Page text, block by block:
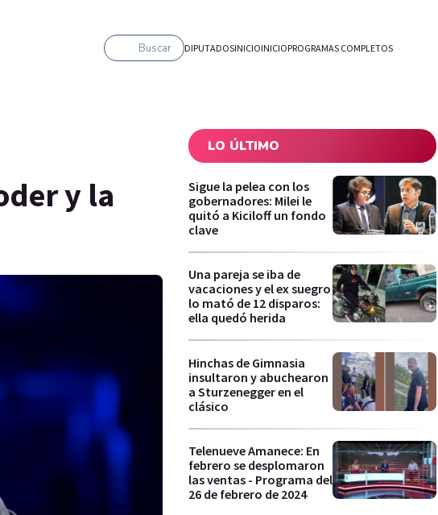
Buscar DIPUTADOSINICIOINICIOPROGRAMAS COMPLETOS
y la
LO ÚLTIMO
Sigue la pelea con los
gobernadores: Milei le
quitó a Kiciloff un fondo
clave
Una pareja se iba de
vacaciones y el ex suegro
lo mató de 12 disparos:
ella quedó herida
Hinchas de Gimnasia
insultaron y abuchearon
a Sturzenegger en el
clásico
Telenueve Amanece: En
febrero se desplomaron
las ventas - Programa del
26 de febrero de 2024